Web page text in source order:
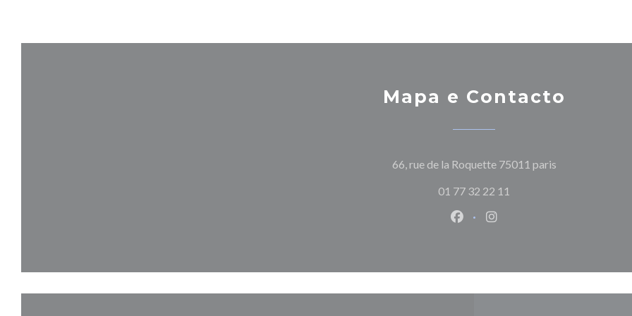
Mapa e Contacto
66, rue de la Roquette 75011 paris((abre numa
01 77 32 22 11
Facebook ((abre numa nova
Instagram ((abre numa